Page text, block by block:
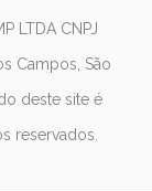
LTDA CNPJ
Campos, São
deste site é
reservados.